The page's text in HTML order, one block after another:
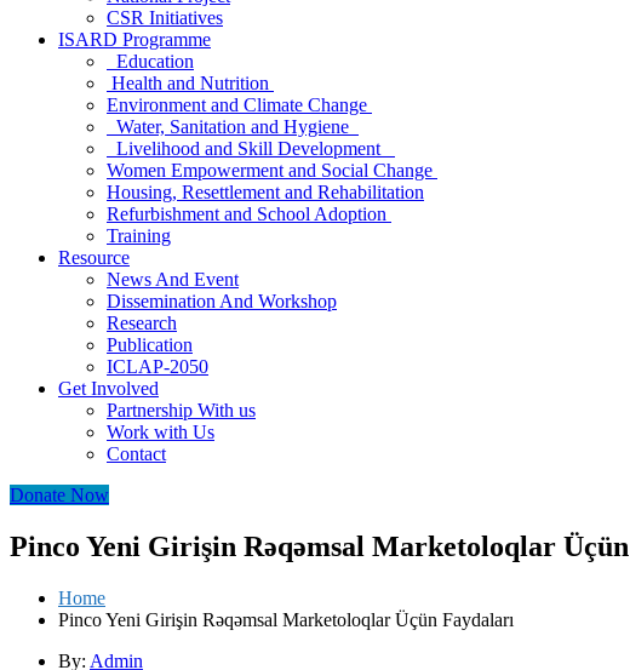
CSR Initiatives
ISARD Programme
Education
Health and Nutrition
Environment and Climate Change
Water, Sanitation and Hygiene
Livelihood and Skill Development
Women Empowerment and Social Change
Housing, Resettlement and Rehabilitation
Refurbishment and School Adoption
Training
Resource
News And Event
Dissemination And Workshop
Research
Publication
ICLAP-2050
Get Involved
Partnership With us
Work with Us
Contact
Donate Now
Pinco Yeni Girişin Rəqəmsal Marketoloqlar
Home
Pinco Yeni Girişin Rəqəmsal Marketoloqlar Üçün Faydaları
By: Admin